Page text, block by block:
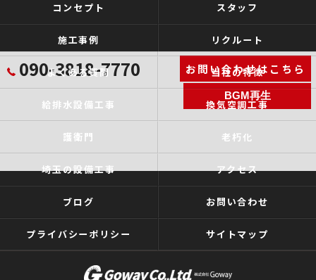
090-3818-7770 お問い合わせはこちら
BGM再生
コンセプト スタッフ
施工事例 リクルート
よくある質問 当社の特徴
給排水設備工事 換気空調工事
護衛門 老朽化
埼玉の設備工事 アクセス
ブログ お問い合わせ
プライバシーポリシー サイトマップ